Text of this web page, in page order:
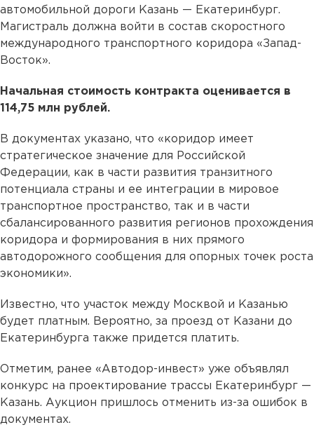
автомобильной дороги Казань — Екатеринбург.
Магистраль должна войти в состав скоростного
международного транспортного коридора «Запад-
Восток».
Начальная стоимость контракта оценивается в
114,75 млн рублей.
В документах указано, что «коридор имеет
стратегическое значение для Российской
Федерации, как в части развития транзитного
потенциала страны и ее интеграции в мировое
транспортное пространство, так и в части
сбалансированного развития регионов прохождения
коридора и формирования в них прямого
автодорожного сообщения для опорных точек роста
экономики».
Известно, что участок между Москвой и Казанью
будет платным. Вероятно, за проезд от Казани до
Екатеринбурга также придется платить.
Отметим, ранее «Автодор-инвест» уже объявлял
конкурс на проектирование трассы Екатеринбург —
Казань. Аукцион пришлось отменить из-за ошибок в
документах.